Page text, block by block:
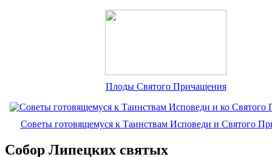
Плоды Святого Причащения
Советы готовящемуся к Таинствам Исповеди и Святого
Собор Липецких святых